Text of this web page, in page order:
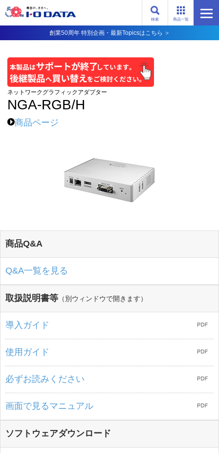
商品一覧
検索
創業50周年 特別企画・最新Topicsはこちら ＞
ネットワークグラフィックアダプター
NGA-RGB/H
商品ページ
商品Q&A
Q&A一覧を見る
取扱説明書等 （別ウィンドウで開きます）
導入ガイド
使用ガイド
必ずお読みください
画面で見るマニュアル
ソフトウェアダウンロード